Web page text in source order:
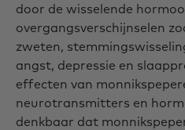
door de wisselende
overgangsverschijnselen
zweten,
angst, depressie en
effecten van
neurotransmitters en
denkbaar dat